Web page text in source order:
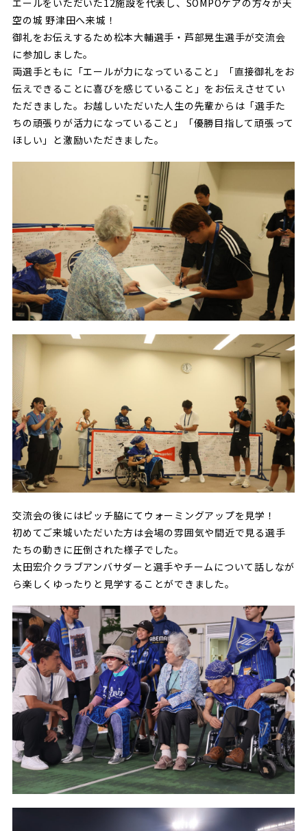
ＦＣ町田ゼルビアスポーツクラブ
ＦＣ町田ゼルビアアカデミー
ゼルビアフットサルパーク
エールをいただいた12施設を代表し、SOMPOケアの方々が天
空の城 野津田へ来城！
御礼をお伝えするため松本大輔選手・芦部晃生選手が交流会
に参加しました。
両選手ともに「エールが力になっていること」「直接御礼をお
伝えできることに喜びを感じていること」をお伝えさせてい
ただきました。お越しいただいた人生の先輩からは「選手た
ちの頑張りが活力になっていること」「優勝目指して頑張って
ほしい」と激励いただきました。
交流会の後にはピッチ脇にてウォーミングアップを見学！
初めてご来城いただいた方は会場の雰囲気や間近で見る選手
たちの動きに圧倒された様子でした。
太田宏介クラブアンバサダーと選手やチームについて話しなが
ら楽しくゆったりと見学することができました。